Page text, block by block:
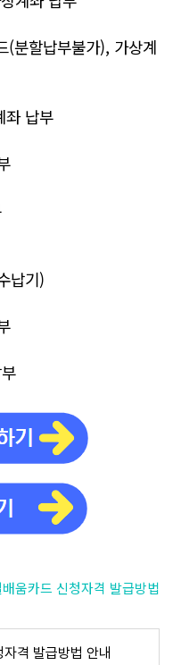
분할납부불가), 가상계
좌 납부
납기)
움카드 신청자격 발급방법
격 발급방법 안내